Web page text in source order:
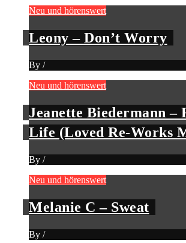
Neu und hörenswert
Leony – Don’t Worry
By /
Neu und hörenswert
Jeanette Biedermann –
Life (Loved Re-Works
By /
Neu und hörenswert
Melanie C – Sweat
By /